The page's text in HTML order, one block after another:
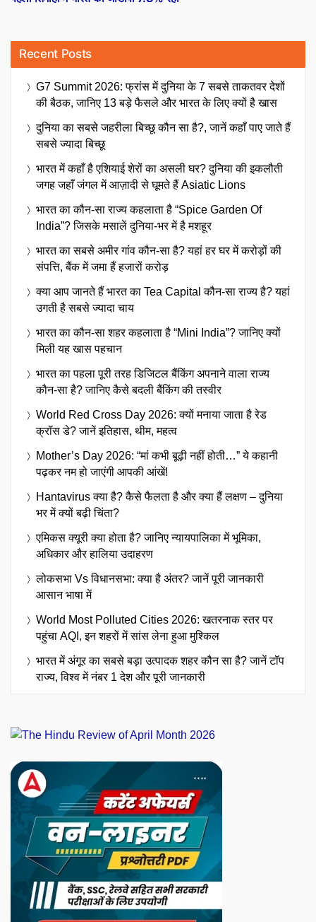
Recent Posts
G7 Summit 2026: फ्रांस में दुनिया के 7 सबसे ताकतवर देशों
की बैठक, जानिए 13 बड़े फैसले और भारत के लिए क्यों है खास
दुनिया का सबसे जहरीला बिच्छू कौन सा है?, जानें कहाँ पाए जाते हैं
सबसे ज्यादा बिच्छू
भारत में कहाँ है एशियाई शेरों का असली घर? दुनिया की इकलौती
जगह जहाँ जंगल में आज़ादी से घूमते हैं Asiatic Lions
भारत का कौन-सा राज्य कहलाता है “Spice Garden Of
India”? जिसके मसालें दुनिया-भर में है मशहूर
भारत का सबसे अमीर गांव कौन-सा है? यहां हर घर में करोड़ों की
संपत्ति, बैंक में जमा हैं हजारों करोड़
क्या आप जानते हैं भारत का Tea Capital कौन-सा राज्य है? यहां
उगती है सबसे ज्यादा चाय
भारत का कौन-सा शहर कहलाता है “Mini India”? जानिए क्यों
मिली यह खास पहचान
भारत का पहला पूरी तरह डिजिटल बैंकिंग अपनाने वाला राज्य
कौन-सा है? जानिए कैसे बदली बैंकिंग की तस्वीर
World Red Cross Day 2026: क्यों मनाया जाता है रेड
क्रॉस डे? जानें इतिहास, थीम, महत्व
Mother’s Day 2026: “मां कभी बूढ़ी नहीं होती…” ये कहानी
पढ़कर नम हो जाएंगी आपकी आंखें!
Hantavirus क्या है? कैसे फैलता है और क्या हैं लक्षण – दुनिया
भर में क्यों बढ़ी चिंता?
एमिकस क्यूरी क्या होता है? जानिए न्यायपालिका में भूमिका,
अधिकार और हालिया उदाहरण
लोकसभा Vs विधानसभा: क्या है अंतर? जानें पूरी जानकारी
आसान भाषा में
World Most Polluted Cities 2026: खतरनाक स्तर पर
पहुंचा AQI, इन शहरों में सांस लेना हुआ मुश्किल
भारत में अंगूर का सबसे बड़ा उत्पादक शहर कौन सा है? जानें टॉप
राज्य, विश्व में नंबर 1 देश और पूरी जानकारी